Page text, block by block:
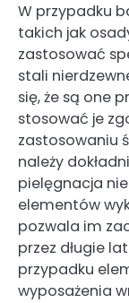
W przypadku
takich jak
zastosować
stali
się, że są one
stosować je
zastosowaniu
należy
pielęgnacja
elementów
pozwala im
przez długie
przypadku
wyposażenia